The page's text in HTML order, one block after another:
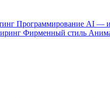
Программирование AI —
Фирменный стиль